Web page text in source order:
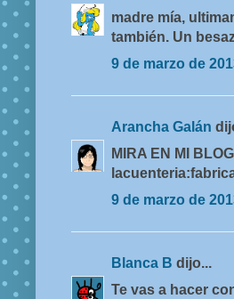
madre mía,
también. Un
9 de marzo de
Arancha Galán
MIRA EN MI
9 de marzo de
Blanca B dijo...
Te vas a hacer